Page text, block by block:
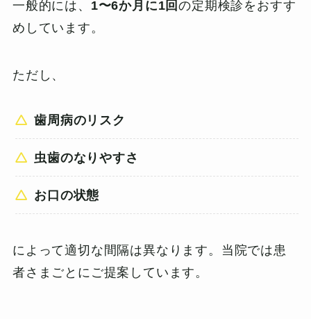
一般的には、 1〜6か月に1回の定期検診をおすす
めしています。
ただし、
歯周病のリスク
虫歯のなりやすさ
お口の状態
によって適切な間隔は異なります。当院では患
者さまごとにご提案しています。